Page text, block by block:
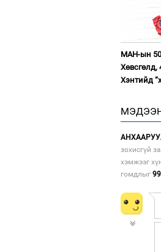
МАН-ын 50
Хөвсгөлд,
Хэнтийд
зохисгүй
хэмжээг
гомдлыг